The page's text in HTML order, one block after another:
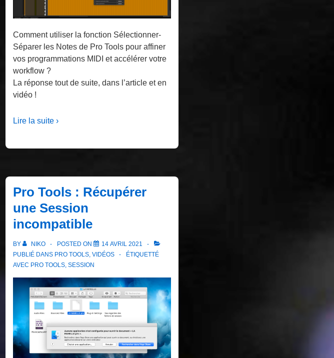
Comment utiliser la fonction Sélectionner-
Séparer les Notes de Pro Tools pour affiner
vos programmations MIDI et accélérer votre
workflow ?
La réponse tout de suite, dans l’article et en
vidéo !
Lire la suite ›
Pro Tools : Récupérer
une Session
incompatible
BY NIKO POSTED ON
14 AVRIL 2021
PUBLIÉ DANS PRO TOOLS, VIDÉOS
ÉTIQUETTÉ
AVEC PRO TOOLS, SESSION